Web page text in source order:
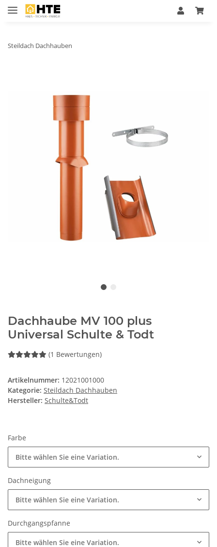
Steildach Dachhauben
Dachhaube MV 100 plus
Universal Schulte & Todt
(1 Bewertungen)
Artikelnummer: 12021001000
Kategorie: Steildach Dachhauben
Hersteller: Schulte&Todt
Farbe
Bitte wählen Sie eine Variation.
Dachneigung
Bitte wählen Sie eine Variation.
Durchgangspfanne
Bitte wählen Sie eine Variation.